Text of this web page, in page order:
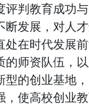
判教育成功
发展，对人
在时代发展
师资队伍，
的创业基地
使高校创业